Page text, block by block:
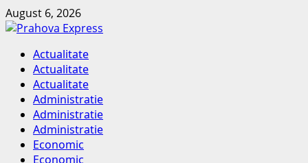
Skip
to
August 6, 2026
Primary
Menu
Actualitate
Actualitate
Actualitate
Administratie
Administratie
Administratie
Economic
Economic